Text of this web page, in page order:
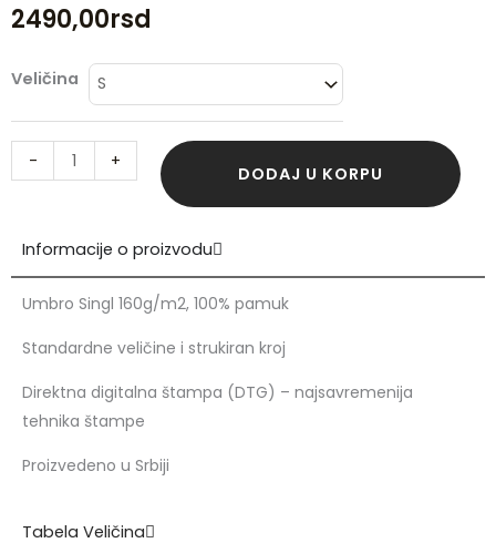
2490,00rsd
Veličina
-
Yebacutte
Gold
+
DODAJ U KORPU
Informacije o proizvodu
Umbro Singl 160g/m2, 100% pamuk
Standardne veličine i strukiran kroj
Direktna digitalna štampa (DTG) – najsavremenija
tehnika štampe
Proizvedeno u Srbiji
Tabela Veličina